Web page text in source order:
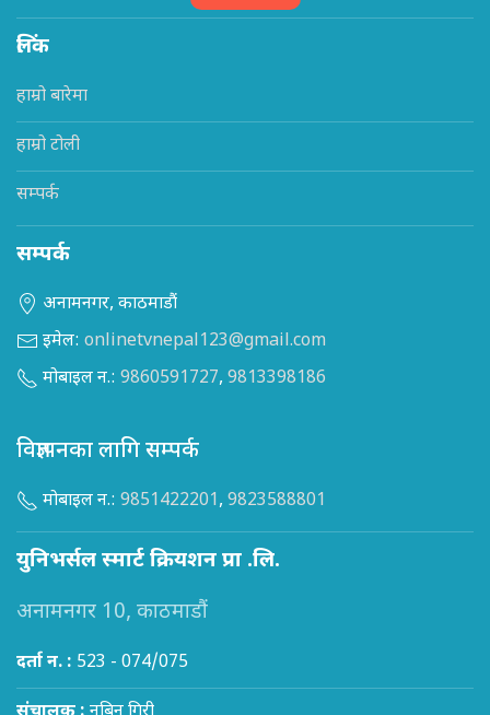
लिंक
हाम्रो बारेमा
हाम्रो टोली
सम्पर्क
सम्पर्क
अनामनगर, काठमाडौं
इमेल: onlinetvnepal123@gmail.com
मोबाइल न.: 9860591727, 9813398186
विज्ञापनका लागि सम्पर्क
मोबाइल न.: 9851422201, 9823588801
युनिभर्सल स्मार्ट क्रियशन प्रा .लि.
अनामनगर 10, काठमाडौं
दर्ता न. : 523 - 074/075